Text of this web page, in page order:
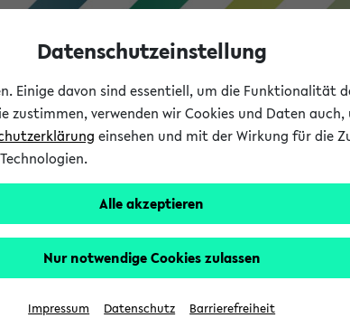
Räume
Datenschutzeinstellung
Einige davon sind essentiell, um die Funktionalität
zustimmen, verwenden wir Cookies und Daten
einsehen und mit der Wirkung für die
Alle akzeptieren
Nur notwendige Cookies zulassen
Impressum Datenschutz Barrierefreiheit